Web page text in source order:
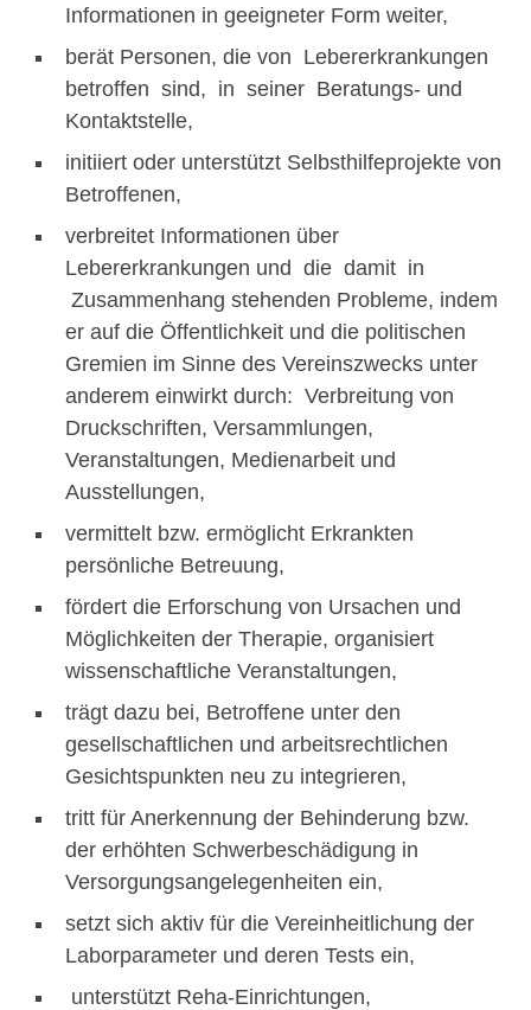
Informationen in geeigneter Form weiter,
berät Personen, die von Lebererkrankungen
betroffen sind, in seiner Beratungs- und
Kontaktstelle,
initiiert oder unterstützt Selbsthilfeprojekte von
Betroffenen,
verbreitet Informationen über
Lebererkrankungen und die damit in
Zusammenhang stehenden Probleme, indem
er auf die Öffentlichkeit und die politischen
Gremien im Sinne des Vereinszwecks unter
anderem einwirkt durch: Verbreitung von
Druckschriften, Versammlungen,
Veranstaltungen, Medienarbeit und
Ausstellungen,
vermittelt bzw. ermöglicht Erkrankten
persönliche Betreuung,
fördert die Erforschung von Ursachen und
Möglichkeiten der Therapie, organisiert
wissenschaftliche Veranstaltungen,
trägt dazu bei, Betroffene unter den
gesellschaftlichen und arbeitsrechtlichen
Gesichtspunkten neu zu integrieren,
tritt für Anerkennung der Behinderung bzw.
der erhöhten Schwerbeschädigung in
Versorgungsangelegenheiten ein,
setzt sich aktiv für die Vereinheitlichung der
Laborparameter und deren Tests ein,
unterstützt Reha-Einrichtungen,